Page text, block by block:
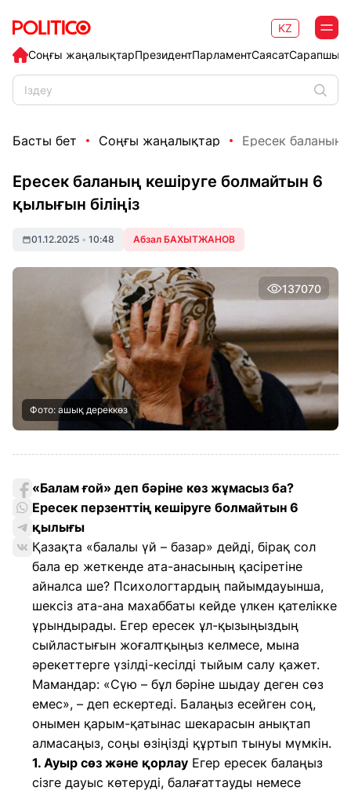
Соңғы жаңалықтарПрезидентПарламентСаясат
KZ
Басты бет Соңғы жаңалықтар Ересек баланың
Ересек баланың кешіруге болмайтын 6
қылығын біліңіз
01.12.2025 • 10:48 Абзал БАХЫТЖАНОВ
137070
Фото: ашық дереккөз
«Балам ғой» деп бәріне көз жұмасыз ба?
Ересек перзенттің кешіруге болмайтын 6
қылығы
Қазақта «балалы үй – базар» дейді, бірақ сол
бала ер жеткенде ата-анасының қасіретіне
айналса ше? Психологтардың пайымдауынша,
шексіз ата-ана махаббаты кейде үлкен қателікке
ұрындырады. Егер ересек ұл-қызыңыздың
сыйластығын жоғалтқыңыз келмесе, мына
әрекеттерге үзілді-кесілді тыйым салу қажет.
Мамандар: «Сүю – бұл бәріне шыдау деген сөз
емес», – деп ескертеді. Балаңыз есейген соң,
онымен қарым-қатынас шекарасын анықтап
алмасаңыз, соңы өзіңізді құртып тынуы мүмкін.
1. Ауыр сөз және қорлау Егер ересек балаңыз
сізге дауыс көтеруді, балағаттауды немесе